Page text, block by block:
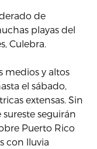
de
playas del
Culebra.
medios y altos
el sábado,
extensas. Sin
seguirán
Puerto Rico
con lluvia